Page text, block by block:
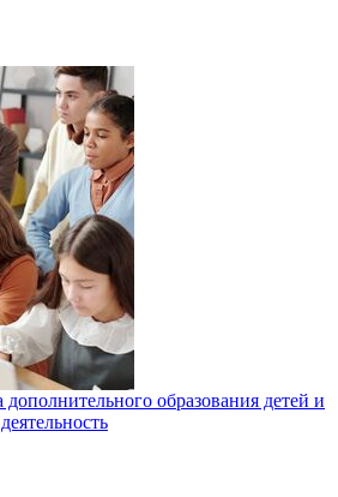
образования детей и